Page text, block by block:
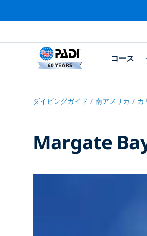
コース
ダイビングガイド 南アメリカ カ
Margate